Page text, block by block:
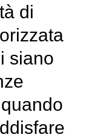
di
siano